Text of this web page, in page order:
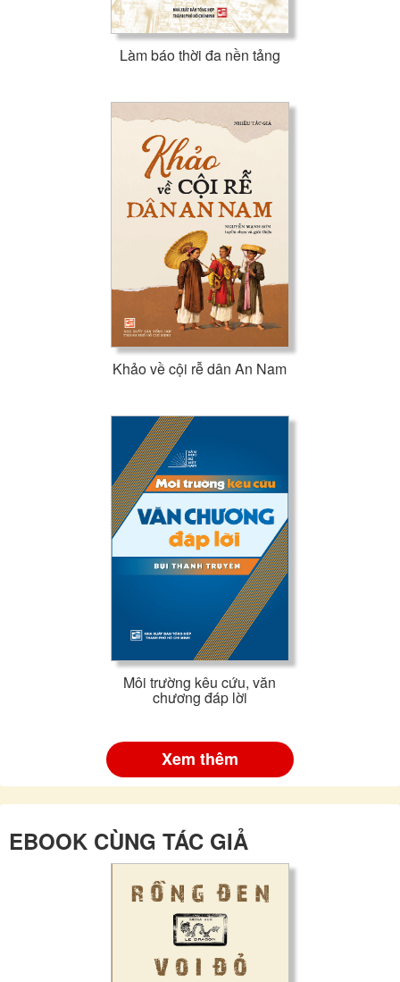
Làm báo thời đa nền tảng
Khảo về cội rễ dân An Nam
Môi trường kêu cứu, văn
chương đáp lời
Xem thêm
EBOOK CÙNG TÁC GIẢ